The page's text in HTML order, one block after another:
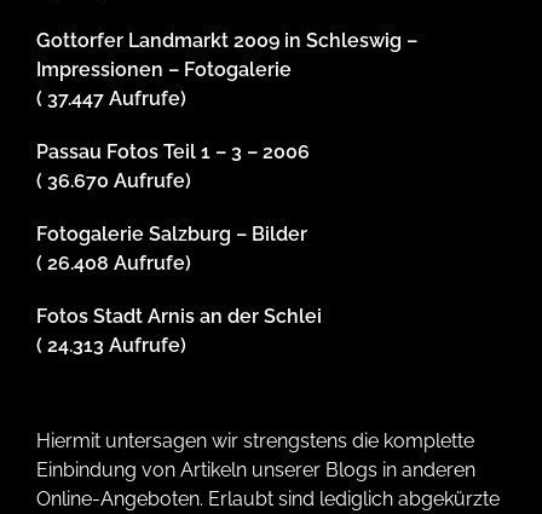
Gottorfer Landmarkt 2009 in Schleswig –
Impressionen – Fotogalerie
( 37.447 Aufrufe)
Passau Fotos Teil 1 – 3 – 2006
( 36.670 Aufrufe)
Fotogalerie Salzburg – Bilder
( 26.408 Aufrufe)
Fotos Stadt Arnis an der Schlei
( 24.313 Aufrufe)
Hiermit untersagen wir strengstens die komplette
Einbindung von Artikeln unserer Blogs in anderen
Online-Angeboten. Erlaubt sind lediglich abgekürzte